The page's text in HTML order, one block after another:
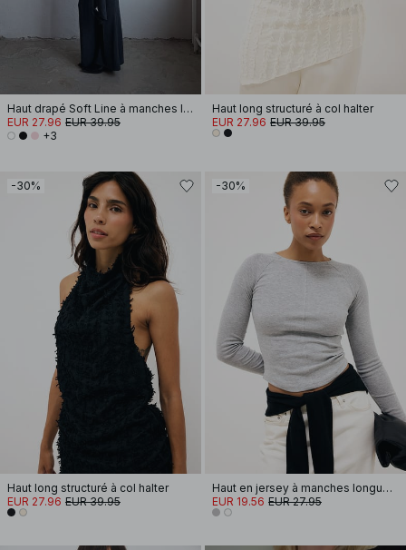
Haut drapé Soft Line à manches longues
EUR 27.96 EUR 39.95
+3
Haut long structuré à col halter
EUR 27.96 EUR 39.95
-30%
Haut long structuré à col halter
EUR 27.96 EUR 39.95
-30%
Haut en jersey à manches longues avec ourlet arrondi
EUR 19.56 EUR 27.95